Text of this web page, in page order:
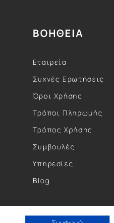
ΒΟΗΘΕΙΑ
Εταιρεία
Συχνές Ερωτήσεις
Όροι Χρήσης
Τρόποι Πληρωμής
Τρόπος Χρήσης
Συμβουλές
Υπηρεσίες
Blog